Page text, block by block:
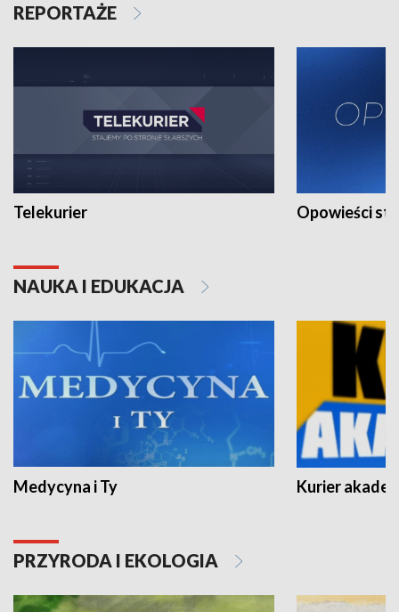
REPORTAŻE
Telekurier Opowieści
NAUKA I EDUKACJA
Medycyna i Ty Kurier
PRZYRODA I EKOLOGIA